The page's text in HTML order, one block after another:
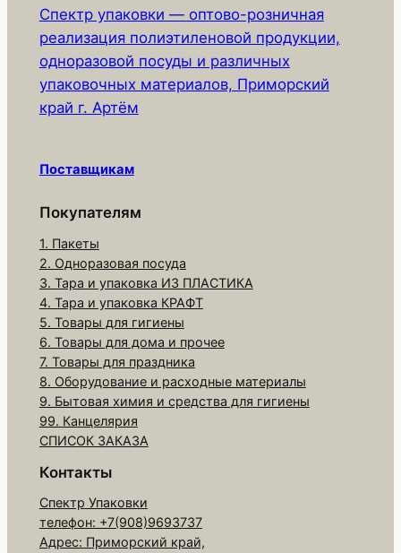
с
т
в
о
т
а
р
С
в
е
ч
и
д
л
я
т
р
т
а
Спектр упаковки — оптово-розничная
реализация полиэтиленовой продукции,
одноразовой посуды и различных
упаковочных материалов, Приморский
край г. Артём
Поставщикам
Покупателям
1. Пакеты
2. Одноразовая посуда
3. Тара и упаковка ИЗ ПЛАСТИКА
4. Тара и упаковка КРАФТ
5. Товары для гигиены
6. Товары для дома и прочее
7. Товары для праздника
8. Оборудование и расходные материалы
9. Бытовая химия и средства для гигиены
99. Канцелярия
СПИСОК ЗАКАЗА
Контакты
Спектр Упаковки
телефон: +7(908)9693737
Адрес: Приморский край,